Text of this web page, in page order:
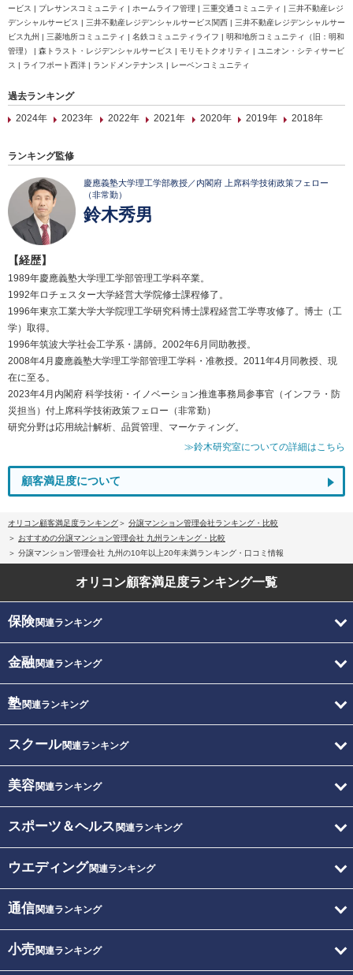
ービス | プレサンスコミュニティ | ホームライフ管理 | 三重交通コミュニティ | 三井不動産レジ
デンシャルサービス | 三井不動産レジデンシャルサービス関西 | 三井不動産レジデンシャルサー
ビス九州 | 三菱地所コミュニティ | 名鉄コミュニティライフ | 明和地所コミュニティ（旧：明和
管理） | 森トラスト・レジデンシャルサービス | モリモトクオリティ | ユニオン・シティサービ
ス | ライフポート西洋 | ランドメンテナンス | レーベンコミュニティ
過去ランキング
2024年
2023年 2022年 2021年 2020年 2019年 2018年
ランキング監修
慶應義塾大学理工学部教授／内閣府 上席科学技術政策フェロー
（非常勤）
鈴木秀男
【経歴】
1989年慶應義塾大学理工学部管理工学科卒業。
1992年ロチェスター大学経営大学院修士課程修了。
1996年東京工業大学大学院理工学研究科博士課程経営工学専攻修了。博士（工
学）取得。
1996年筑波大学社会工学系・講師。2002年6月同助教授。
2008年4月慶應義塾大学理工学部管理工学科・准教授。2011年4月同教授、現
在に至る。
2023年4月内閣府 科学技術・イノベーション推進事務局参事官（インフラ・防
災担当）付上席科学技術政策フェロー（非常勤）
研究分野は応用統計解析、品質管理、マーケティング。
≫鈴木研究室についての詳細はこちら
顧客満足度について
オリコン顧客満足度ランキング
分譲マンション管理会社ランキング・比較
おすすめの分譲マンション管理会社 九州ランキング・比較
分譲マンション管理会社 九州の10年以上20年未満ランキング・口コミ情報
オリコン顧客満足度ランキング一覧
保険関連ランキング
金融関連ランキング
塾関連ランキング
スクール関連ランキング
美容関連ランキング
スポーツ＆ヘルス 関連ランキング
ウエディング関連ランキング
通信関連ランキング
小売関連ランキング